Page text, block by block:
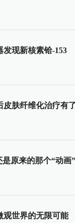
现新核素铪-153
皮肤纤维化治疗有
原来的那个“动画
观世界的无限可能